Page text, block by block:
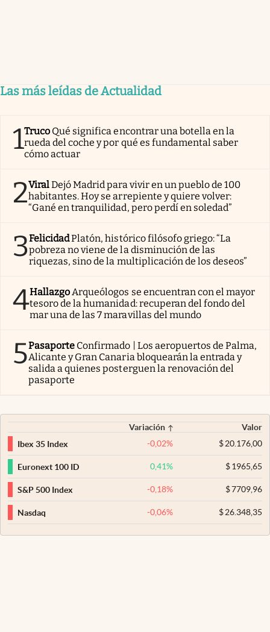
Las más leídas de Actualidad
1Truco Qué significa encontrar una botella en la
rueda del coche y por qué es fundamental saber
cómo actuar
2ViralDejó Madrid para vivir en un pueblo de 100
habitantes. Hoy se arrepiente y quiere volver:
“Gané en tranquilidad, pero perdí en soledad”
3FelicidadPlatón, histórico filósofo griego: “La
pobreza no viene de la disminución de las
riquezas, sino de la multiplicación de los deseos”
4HallazgoArqueólogos se encuentran con el mayor
tesoro de la humanidad: recuperan del fondo del
mar una de las 7 maravillas del mundo
5Pasaporte Confirmado | Los aeropuertos de Palma,
Alicante y Gran Canaria bloquearán la entrada y
salida a quienes posterguen la renovación del
pasaporte
Variación
Valor
Ibex 35 Index
-0,02% $20.176,00
Euronext 100 ID 0,41% $1965,65
S&P 500 Index -0,18% $7709,96
Nasdaq -0,06% $26.348,35